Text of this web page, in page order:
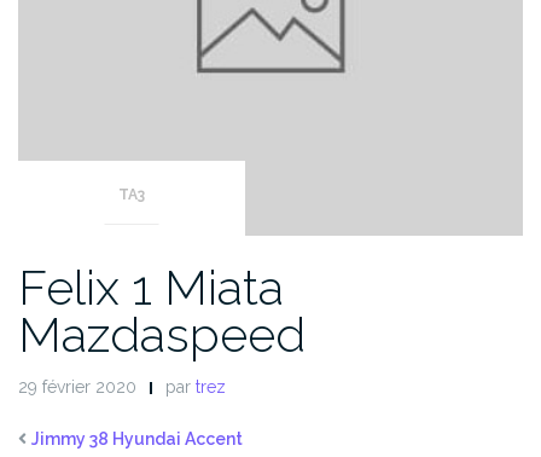
TA3
Felix 1 Miata
Mazdaspeed
29 février 2020 par trez
Jimmy 38 Hyundai Accent